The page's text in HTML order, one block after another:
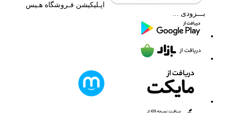
اپـلیکیشن فـروشگاه هـیس
بـــزودی ...